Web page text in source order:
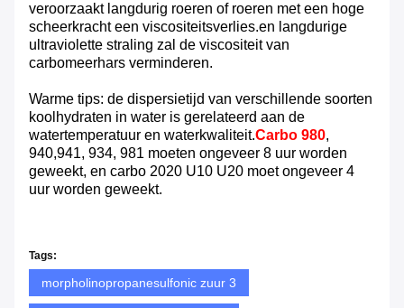
veroorzaakt langdurig roeren of roeren met een hoge
scheerkracht een viscositeitsverlies.en langdurige
ultraviolette straling zal de viscositeit van
carbomeerhars verminderen.
Warme tips: de dispersietijd van verschillende soorten
koolhydraten in water is gerelateerd aan de
watertemperatuur en waterkwaliteit.Carbo 980,
940,941, 934, 981 moeten ongeveer 8 uur worden
geweekt, en carbo 2020 U10 U20 moet ongeveer 4
uur worden geweekt.
Tags:
morpholinopropanesulfonic zuur 3